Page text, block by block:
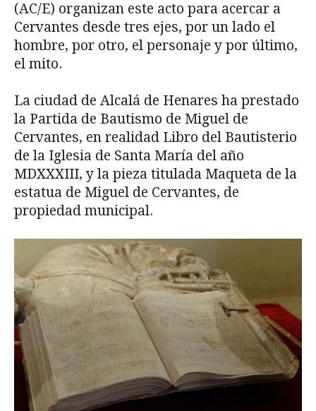
(AC/E) organizan este acto para acercar a
Cervantes desde tres ejes, por un lado el
hombre, por otro, el personaje y por último,
el mito.
La ciudad de Alcalá de Henares ha prestado
la Partida de Bautismo de Miguel de
Cervantes, en realidad Libro del Bautisterio
de la Iglesia de Santa María del año
MDXXXIII, y la pieza titulada Maqueta de la
estatua de Miguel de Cervantes, de
propiedad municipal.